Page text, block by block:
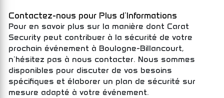
Contactez-nous pour Plus d'Informations
Pour en savoir plus sur la manière dont Carat
Security peut contribuer à la sécurité de votre
prochain événement à Boulogne-Billancourt,
n'hésitez pas à nous contacter. Nous sommes
disponibles pour discuter de vos besoins
spécifiques et élaborer un plan de sécurité sur
mesure adapté à votre événement.